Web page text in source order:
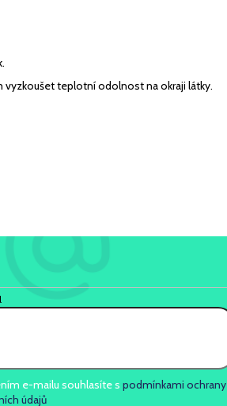
teplotní odolnost na okraji látky.
e-mailu souhlasíte spodmínkami ochrany
údajů